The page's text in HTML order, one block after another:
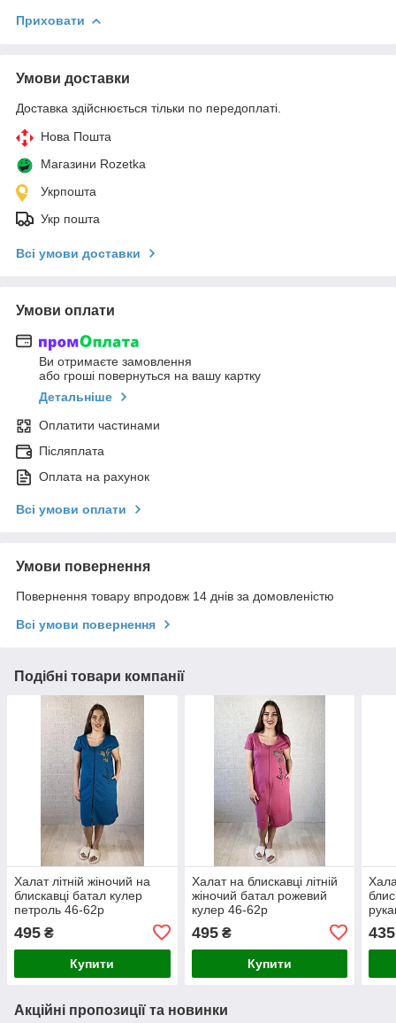
Приховати
Умови доставки
Доставка здійснюється тільки по передоплаті.
Нова Пошта
Магазини Rozetka
Укрпошта
Укр пошта
Всі умови доставки
Умови оплати
Ви отримаєте замовлення
або гроші повернуться на вашу картку
Детальніше
Оплатити частинами
Післяплата
Оплата на рахунок
Всі умови оплати
Умови повернення
Повернення товару впродовж 14 днів за домовленістю
Всі умови повернення
Подібні товари компанії
Халат літній жіночий на
блискавці батал кулер
петроль 46-62р
495 ₴
Купити
Халат на блискавці літній
жіночий батал рожевий
кулер 46-62р
495₴
Купити
62р
435
Акційні пропозиції та новинки